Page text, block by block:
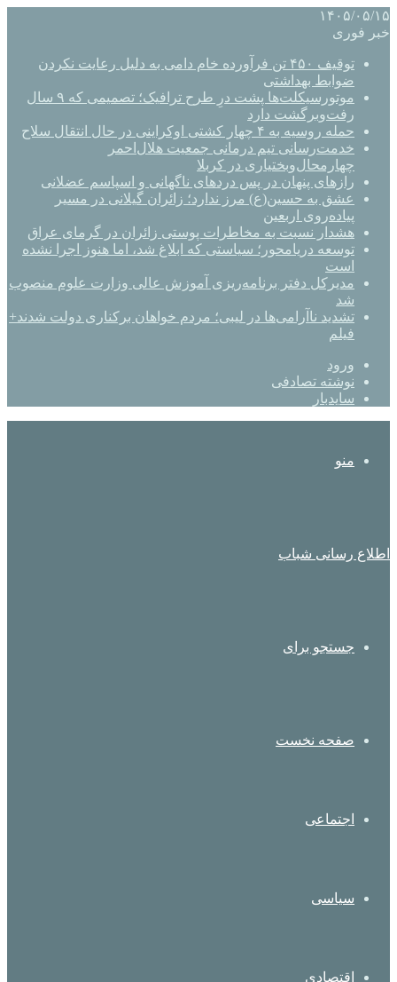
۱۴۰۵/۰۵/۱۵
خبر فوری
توقیف ۴۵۰ تن فرآورده خام دامی به دلیل رعایت نکردن
ضوابط بهداشتی
موتورسیکلت‌ها پشت درِ طرح ترافیک؛ تصمیمی که ۹ سال
رفت‌وبرگشت دارد
حمله روسیه به ۴ چهار کشتی اوکراینی در حال انتقال سلاح
خدمت‌رسانی تیم درمانی جمعیت هلال‌احمر
چهارمحال‌وبختیاری در کربلا
رازهای پنهان در پس دردهای ناگهانی و اسپاسم عضلانی
عشق به حسین(ع) مرز ندارد؛ زائران گیلانی در مسیر
پیاده‌روی اربعین
هشدار نسبت به مخاطرات پوستی زائران در گرمای عراق
توسعه دریامحور؛ سیاستی که ابلاغ شد، اما هنوز اجرا نشده
است
مدیرکل دفتر برنامه‌ریزی آموزش عالی وزارت علوم منصوب
شد
تشدید ناآرامی‌ها در لیبی؛ مردم خواهان برکناری دولت شدند+
فیلم
ورود
نوشته تصادفی
سایدبار
منو
اطلاع رسانی شباب
جستجو برای
صفحه نخست
اجتماعی
سیاسی
اقتصادی